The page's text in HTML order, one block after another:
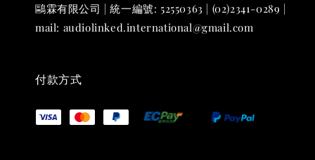
鷗霖有限公司 | 統一編號: 52550363 | (02)2341-0289 |
mail: audiolinked.international@gmail.com
付款方式